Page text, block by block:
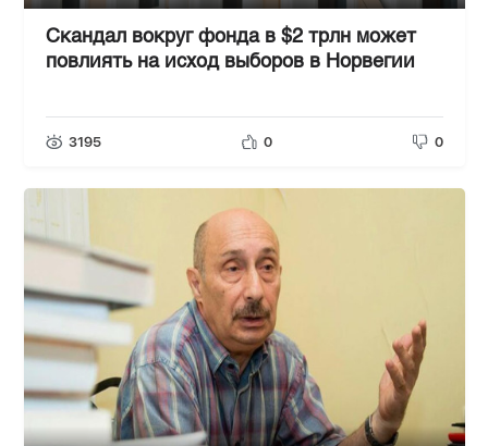
Скандал вокруг фонда в $2 трлн может
повлиять на исход выборов в Норвегии
3195 0 0